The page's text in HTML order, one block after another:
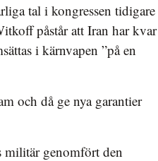
tal i kongressen tidigare
påstår att Iran har kvar
i kärnvapen ”på en
och då ge nya garantier
militär genomfört den